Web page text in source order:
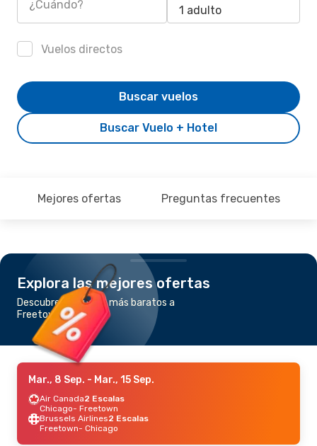
¿Cuándo? 1 adulto
Vuelos directos
Buscar Vuelo + Hotel
Buscar vuelos
Mejores ofertas Preguntas frecuentes
Explora las mejores ofertas
Descubre los vuelos más baratos a
Freetown
Mar., 8 Sep. - Mar., 15 Sep.
Air Canada2 Escalas
Chicago- Freetown
Brussels Airlines2 Escalas
Freetown- Chicago